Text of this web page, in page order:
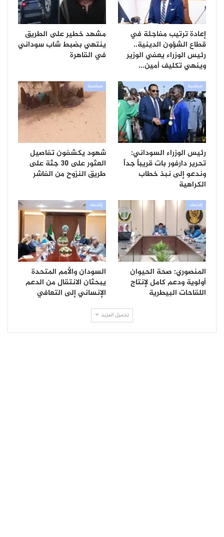
إعادة ترتيب مفاجئة في
قطاع الشؤون الدينية..
رئيس الوزراء يعفي الوزير
وينهي تكليف أمين…
مشهد خطير على الطريق
ينتهي بضبط شاب سوداني
في القاهرة
سياسية
رئيس الوزراء السوداني:
تحرير دارفور بات قريباً جداً
وندعو إلى نبذ خطاب
الكراهية
سياسية
شهود يكشفون تفاصيل
العثور على 30 جثة على
طريق النزوح من الفاشر
إقتصاد
المنصوري: صحة الحيوان
أولوية ودعم كامل لإنتاج
اللقاحات البيطرية
إقتصاد
السودان والأمم المتحدة
يبحثان الانتقال من الدعم
الإنساني إلى التعافي
تحميل المزيد